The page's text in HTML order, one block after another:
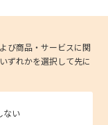
び商品・サービスに関
ずれかを選択して先に
ない